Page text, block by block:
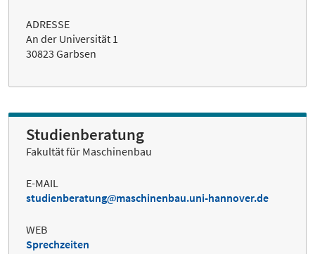
ADRESSE
An der Universität 1
30823 Garbsen
Studienberatung
Fakultät für Maschinenbau
E-MAIL
studienberatung
maschinenbau.uni-hannover.de
WEB
Sprechzeiten